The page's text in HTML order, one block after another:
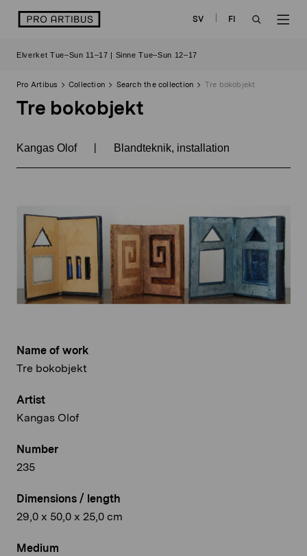
logo SV
FI
Elverket Tue–Sun 11–17 | Sinne Tue–Sun 12–17
Pro Artibus Collection Search the collection Tre bokobjekt
Tre bokobjekt
Kangas Olof | Blandteknik, installation
Name of work
Tre bokobjekt
Artist
Kangas Olof
Number
235
Dimensions / length
29,0 x 50,0 x 25,0 cm
Medium